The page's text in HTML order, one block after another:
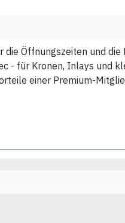
Öffnungszeiten und
- für Kronen, Inlays und
einer Premium-